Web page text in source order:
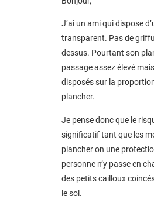
J’ai un ami qui dispose
transparent. Pas de
dessus. Pourtant son
passage assez élevé
disposés sur la
plancher.
Je pense donc que le
significatif tant que les
plancher on une
personne n’y passe en
des petits cailloux
le sol.